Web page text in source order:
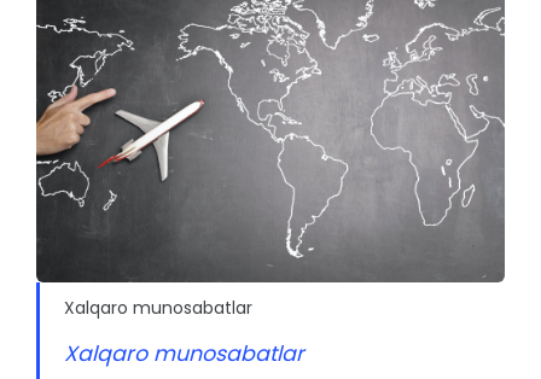
Xalqaro munosabatlar
Xalqaro munosabatlar